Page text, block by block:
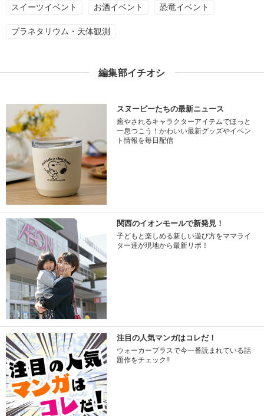
スイーツイベント お酒イベント 恐竜イベント
プラネタリウム・天体観測
編集部イチオシ
スヌーピーたちの最新ニュース
癒やされるキャラクターアイテムでほっと
一息つこう！かわいい最新グッズやイベン
ト情報を毎日配信
関西のイオンモールで新発見！
子どもと楽しめる新しい遊び方をママライ
ター達が現地から最新リポ！
注目の人気マンガはコレだ！
ウォーカープラスで今一番読まれている話
題作をチェック!!